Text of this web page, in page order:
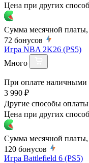
Цена при других
Сумма месячной платы,
72 бонусов
Игра NBA 2K26 (PS5)
Много
При оплате наличными
3 990 ₽
Другие способы оплаты
Цена при других
Сумма месячной платы,
120 бонусов
Игра Battlefield 6 (PS5)